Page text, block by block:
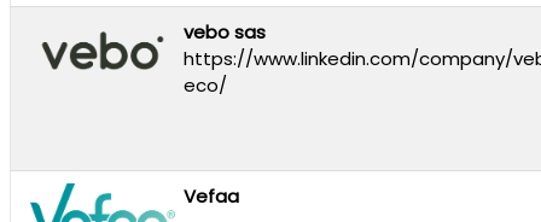
vebo sas
https://www.linkedin.com/company/
eco/
Vefaa